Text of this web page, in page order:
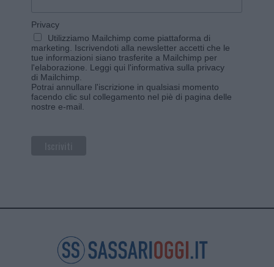
Privacy
Utilizziamo Mailchimp come piattaforma di
marketing. Iscrivendoti alla newsletter accetti che le
tue informazioni siano trasferite a Mailchimp per
l'elaborazione. Leggi qui l'informativa sulla privacy
di Mailchimp
Potrai annullare l'iscrizione in qualsiasi momento
facendo clic sul collegamento nel piè di pagina delle
nostre e-mail.